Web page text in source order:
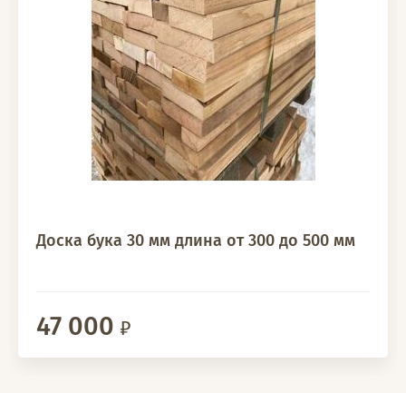
Доска бука 30 мм длина от 300 до 500 мм
47 000